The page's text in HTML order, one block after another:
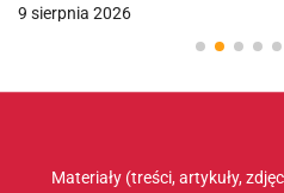
9 sierpnia 2026
Materiały (treści, artykuły,